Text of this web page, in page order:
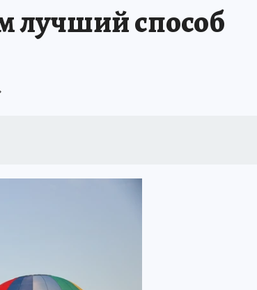
В БЕЛЫХ ХАЛАТАХ ВЫБОРЫ ГУБЕРНАТОРА
лучший способ